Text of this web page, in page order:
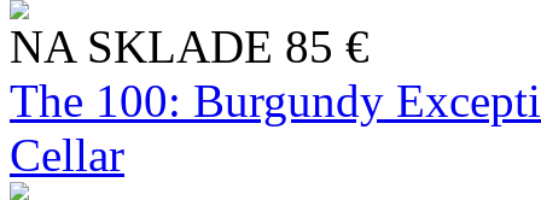
NA SKLADE 85 €
The 100: Burgundy
Cellar